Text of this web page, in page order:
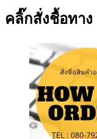
คลิ๊กสั่งชื้อทา